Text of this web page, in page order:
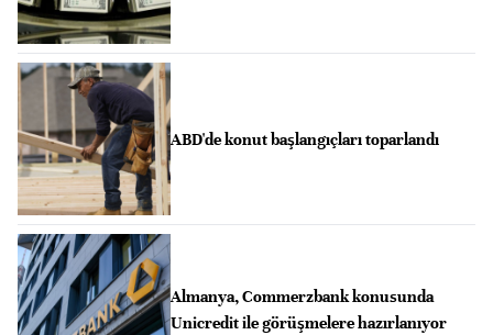
ABD'de konut başlangıçları toparlandı
Almanya, Commerzbank konusunda
Unicredit ile görüşmelere hazırlanıyor